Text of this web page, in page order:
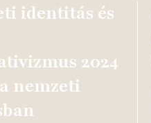
identitás és
2024
nemzeti